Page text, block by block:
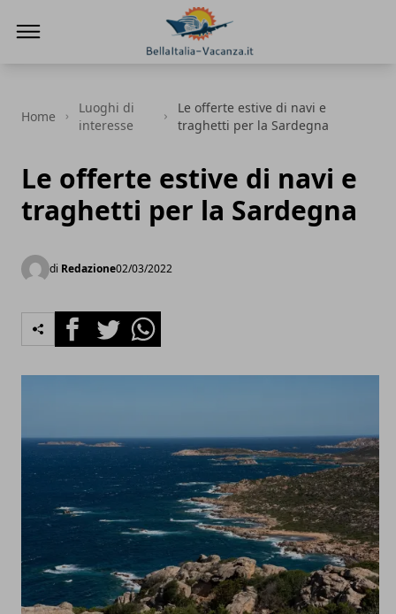
Home
Luoghi di
interesse
Le offerte estive di navi e
traghetti per la Sardegna
Le offerte estive di navi e
traghetti per la Sardegna
di Redazione02/03/2022
FacebookTwitterWhatsapp